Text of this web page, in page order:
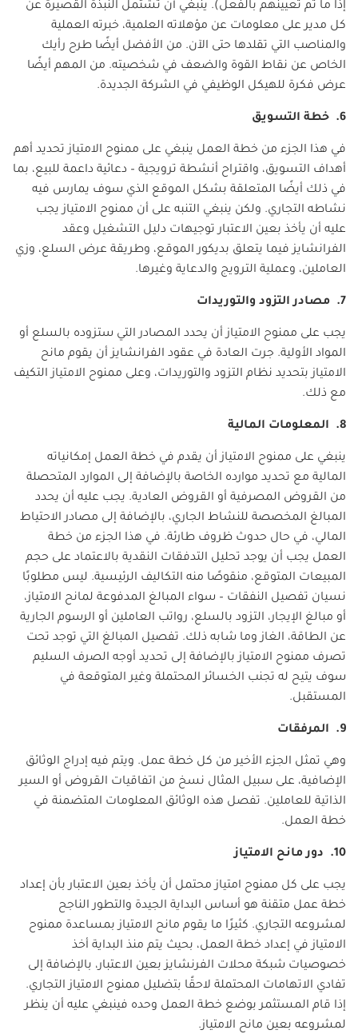
إذا ما تم تعيينهم بالفعل). ينبغي أن تشتمل النبذة القصيرة عن
كل مدير على معلومات عن مؤهلاته العلمية، خبرته العملية
والمناصب التي تقلدها حتى الآن. من الأفضل أيضًا طرح رأيك
الخاص عن نقاط القوة والضعف في شخصيته. من المهم أيضًا
عرض فكرة للهيكل الوظيفي في الشركة الجديدة.
6. خطة التسويق
في هذا الجزء من خطة العمل ينبغي على ممنوح الامتياز تحديد أهم
أهداف التسويق، واقتراح أنشطة ترويجية – دعائية داعمة للبيع، بما
في ذلك أيضًا المتعلقة بشكل الموقع الذي سوف يمارس فيه
نشاطه التجاري. ولكن ينبغي التنبه على أن ممنوح الامتياز يجب
عليه أن يأخذ بعين الاعتبار توجيهات دليل التشغيل وعقد
الفرانشايز فيما يتعلق بديكور الموقع، وطريقة عرض السلع، وزي
العاملين، وعملية الترويج والدعاية وغيرها.
7. مصادر التزود والتوريدات
يجب على ممنوح الامتياز أن يحدد المصادر التي ستزوده بالسلع أو
المواد الأولية. جرت العادة في عقود الفرانشايز أن يقوم مانح
الامتياز بتحديد نظام التزود والتوريدات، وعلى ممنوح الامتياز التكيف
مع ذلك.
8. المعلومات المالية
ينبغي على ممنوح الامتياز أن يقدم في خطة العمل إمكانياته
المالية مع تحديد موارده الخاصة بالإضافة إلى الموارد المتحصلة
من القروض المصرفية أو القروض العادية. يجب عليه أن يحدد
المبالغ المخصصة للنشاط الجاري، بالإضافة إلى مصادر الاحتياط
المالي، في حال حدوث ظروف طارئة. في هذا الجزء من خطة
العمل يجب أن يوجد تحليل التدفقات النقدية بالاعتماد على حجم
المبيعات المتوقع، منقوصًا منه التكاليف الرئيسية. ليس مطلوبًا
نسيان تفصيل النفقات – سواء المبالغ المدفوعة لمانح الامتياز،
أو مبالغ الإيجار، التزود بالسلع، رواتب العاملين أو الرسوم الجارية
عن الطاقة، الغاز وما شابه ذلك. تفصيل المبالغ التي توجد تحت
تصرف ممنوح الامتياز بالإضافة إلى تحديد أوجه الصرف السليم
سوف يتيح له تجنب الخسائر المحتملة وغير المتوقعة في
المستقبل.
9. المرفقات
وهي تمثل الجزء الأخير من كل خطة عمل. ويتم فيه إدراج الوثائق
الإضافية، على سبيل المثال نسخ من اتفاقيات القروض أو السير
الذاتية للعاملين. تفصل هذه الوثائق المعلومات المتضمنة في
خطة العمل.
10. دور مانح الامتياز
يجب على كل ممنوح امتياز محتمل أن يأخذ بعين الاعتبار بأن إعداد
خطة عمل متقنة هو أساس البداية الجيدة والتطور الناجح
لمشروعه التجاري. كثيرًا ما يقوم مانح الامتياز بمساعدة ممنوح
الامتياز في إعداد خطة العمل، بحيث يتم منذ البداية أخذ
خصوصيات شبكة محلات الفرنشايز بعين الاعتبار، بالإضافة إلى
تفادي الاتهامات المحتملة لاحقًا بتضليل ممنوح الامتياز التجاري.
إذا قام المستثمر بوضع خطة العمل وحده فينبغي عليه أن ينظر
لمشروعه بعين مانح الامتياز.